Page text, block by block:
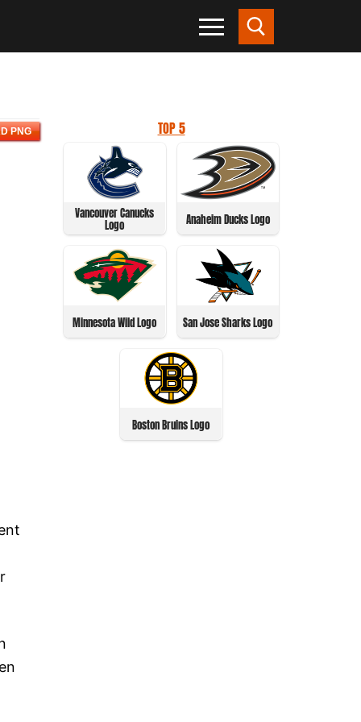
PNG TOP 5
Vancouver Canucks
Logo Anaheim Ducks Logo
Minnesota Wild Logo San Jose Sharks Logo
Boston Bruins Logo